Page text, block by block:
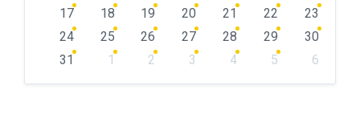
17
18 19 20 21 22
23
24
25 26 27 28 29
30
31
1 2 3 4 5
6